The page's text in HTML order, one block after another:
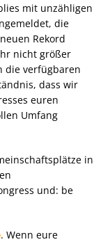
mit unzähligen
die
Rekord
nicht größer
die verfügbaren
dass wir
euren
Umfang
in
und: be
. Wenn eure